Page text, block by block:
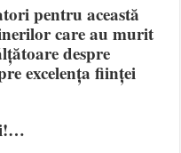
pentru această
care au murit
despre
excelența ființei